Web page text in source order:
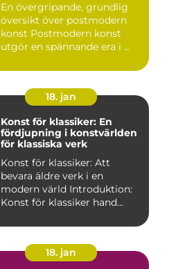
En övergripande, grundlig
översikt över postmodern
konst Postmodern konst
utgör en spännande era i ...
18. jan
Konst för klassiker: En
fördjupning i konstvärlden
för klassiska verk
Konst för klassiker: Att
bevara äldre verk i en
modern värld Introduktion:
Konst för klassiker hand...
18. jan